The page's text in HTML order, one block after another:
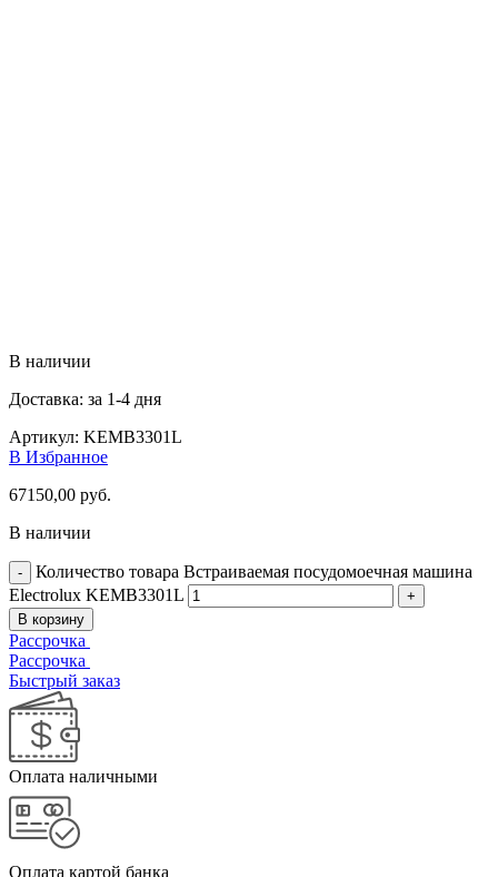
В наличии
Доставка: за 1-4 дня
Артикул: KEMB3301L
В Избранное
67150,00 руб.
В наличии
Количество товара Встраиваемая посудомоечная машина
Electrolux KEMB3301L
В корзину
Рассрочка
Рассрочка
Быстрый заказ
Оплата наличными
Оплата картой банка